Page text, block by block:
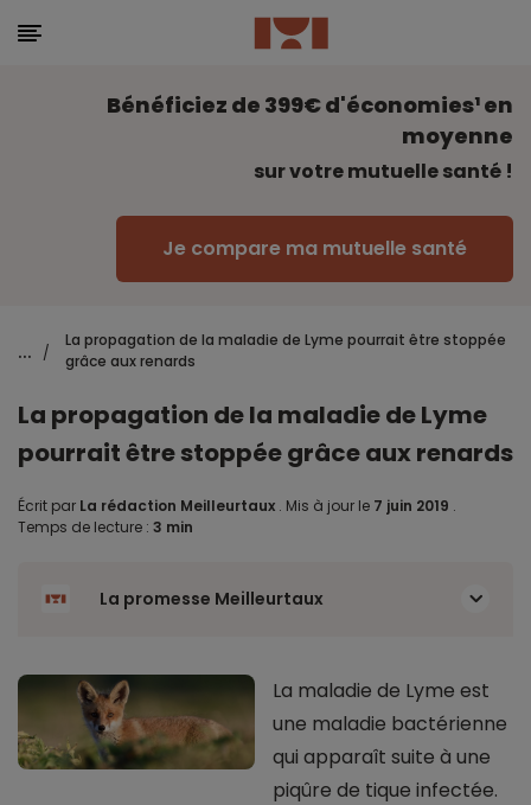
Bénéficiez de 399€ d'économies¹ en
moyenne
sur votre mutuelle santé !
Je compare ma mutuelle santé
... /
La propagation de la maladie de Lyme pourrait être stoppée
grâce aux renards
La propagation de la maladie de Lyme
pourrait être stoppée grâce aux renards
Écrit par La rédaction Meilleurtaux . Mis à jour le 7 juin 2019 .
Temps de lecture : 3 min
La promesse Meilleurtaux
La maladie de Lyme est
une maladie bactérienne
qui apparaît suite à une
piqûre de tique infectée.